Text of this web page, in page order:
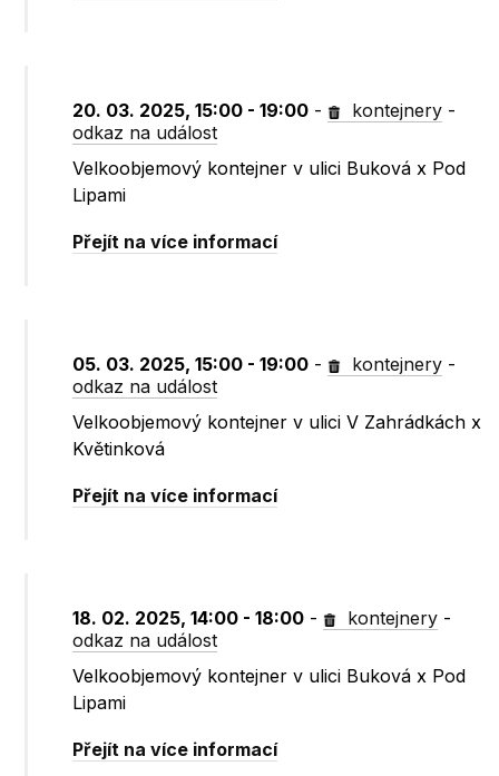
20. 03. 2025, 15:00 - 19:00 - kontejnery -
odkaz na událost
Velkoobjemový kontejner v ulici Buková x Pod
Lipami
Přejít na více informací
05. 03. 2025, 15:00 - 19:00 - kontejnery -
odkaz na událost
Velkoobjemový kontejner v ulici V Zahrádkách x
Květinková
Přejít na více informací
18. 02. 2025, 14:00 - 18:00 - kontejnery -
odkaz na událost
Velkoobjemový kontejner v ulici Buková x Pod
Lipami
Přejít na více informací